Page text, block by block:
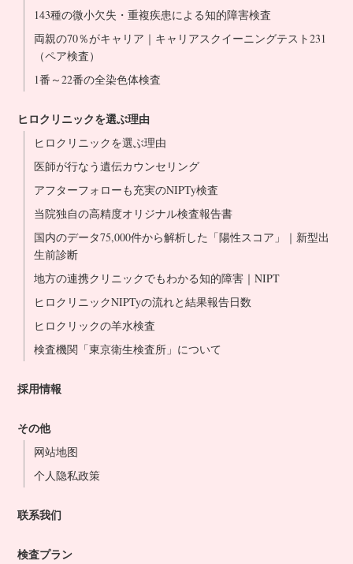
143種の微小欠失・重複疾患による知的障害検査
両親の70％がキャリア｜キャリアスクイーニングテスト231
（ペア検査）
1番～22番の全染色体検査
ヒロクリニックを選ぶ理由
ヒロクリニックを選ぶ理由
医師が行なう遺伝カウンセリング
アフターフォローも充実のNIPTy検査
当院独自の高精度オリジナル検査報告書
国内のデータ75,000件から解析した「陽性スコア」｜新型出
生前診断
地方の連携クリニックでもわかる知的障害｜NIPT
ヒロクリニックNIPTyの流れと結果報告日数
ヒロクリックの羊水検査
検査機関「東京衛生検査所」について
採用情報
その他
网站地图
个人隐私政策
联系我们
検査プラン